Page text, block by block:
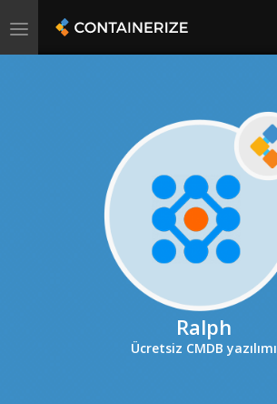
Toggle
Ralph
Ücretsiz CMDB yazılımı